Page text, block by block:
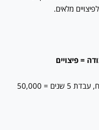
מלאים.
לדוגמה: משכורת אחרונה 10,000 ש"ח, עבדת 5 שנים = 50,000